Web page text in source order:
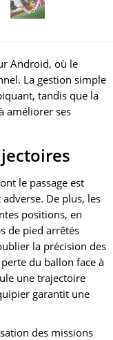
Android, où le
La gestion simple
tandis que la
améliorer ses
le passage est
De plus, les
positions, en
de pied arrêtés
la précision des
du ballon face à
une trajectoire
garantit une
des missions